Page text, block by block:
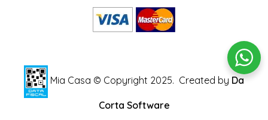
Mia Casa © Copyright 2025. Created by Da
Corta Software